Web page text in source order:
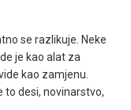
se razlikuje. Neke
je kao alat za
kao zamjenu.
to desi, novinarstvo,